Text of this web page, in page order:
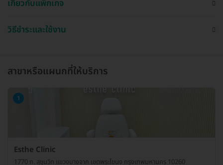
เกี่ยวกับแพ็กเกจ
วิธีชำระและใช้งาน
สาขาหรือแผนกที่ให้บริการ
1
Esthe Clinic
1770 ถ. สุขุมวิท แขวงบางจาก เขตพระโขนง กรุงเทพมหานคร 10260